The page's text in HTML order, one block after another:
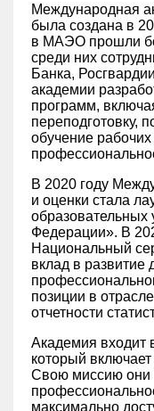
Международная
была создана в
в МАЭО прошли
среди них
Банка,
академии
программ,
переподготовку,
обучение
В 2020 году
и оценки стала
образовательных
Федерации». В
Национальный
вклад в развитие
позиции в
отчетности
Академия входит
который
Свою миссию они
максимально